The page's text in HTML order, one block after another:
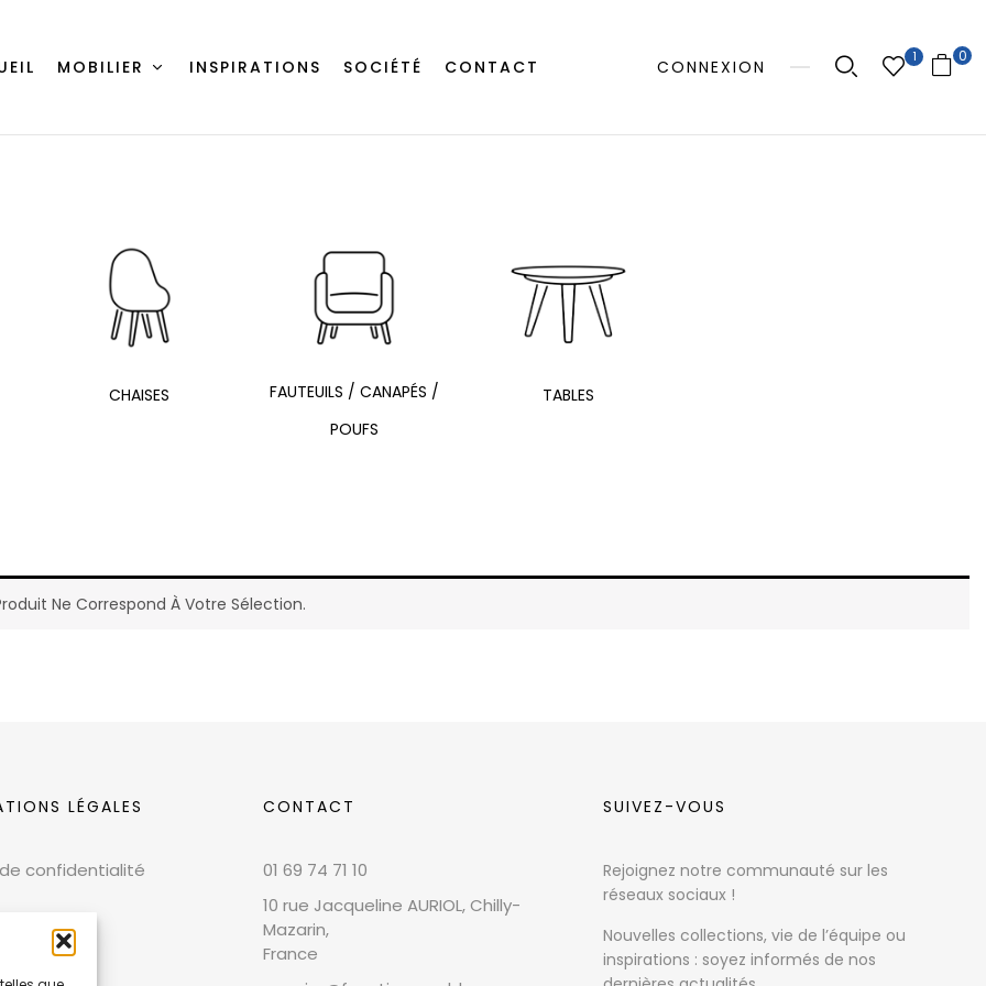
MOBILIER INSPIRATIONS SOCIÉTÉ CONTACT CONNEXION
1 0
CHAISES
FAUTEUILS / CANAPÉS /
POUFS
TABLES
Ne Correspond À Votre Sélection.
LÉGALES
confidentialité
CONTACT
01 69 74 71 10
10 rue Jacqueline AURIOL, Chilly-
Mazarin,
France
SUIVEZ-VOUS
Rejoignez notre communauté sur les
réseaux sociaux !
Nouvelles collections, vie de l’équipe ou
inspirations : soyez informés de nos